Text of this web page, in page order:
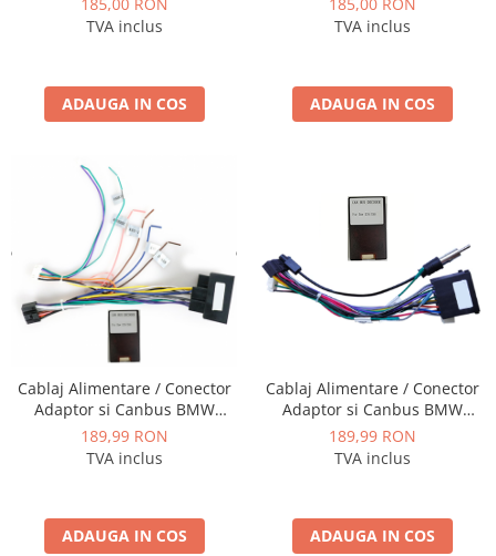
Navigații multimedia Android
185,00 RON
TVA inclus
ADAUGA IN COS
Navigații multimedia Android
185,00 RON
TVA inclus
ADAUGA IN COS
Cablaj Alimentare / Conector
Adaptor si Canbus BMW
E46/E39/E38 pentru navigatii
Android - AD-BGC5X00Q
189,99 RON
TVA inclus
ADAUGA IN COS
Cablaj Alimentare / Conector
Adaptor si Canbus BMW
E46/E39/E38 pentru navigatii
Android - AD-BGC5X0040P
189,99 RON
TVA inclus
ADAUGA IN COS